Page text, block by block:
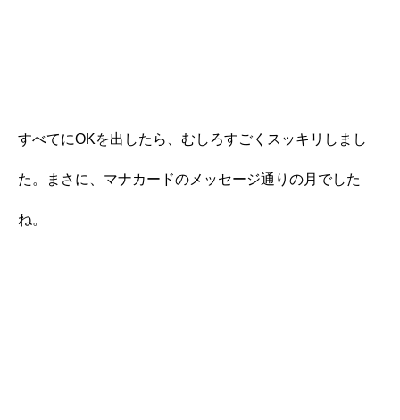
すべてにOKを出したら、むしろすごくスッキリしまし
た。まさに、マナカードのメッセージ通りの月でした
ね。